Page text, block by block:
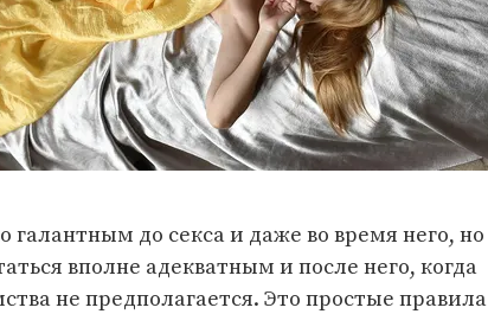
галантным до секса и даже во время него, но
вполне адекватным и после него, когда
не предполагается. Это простые правила